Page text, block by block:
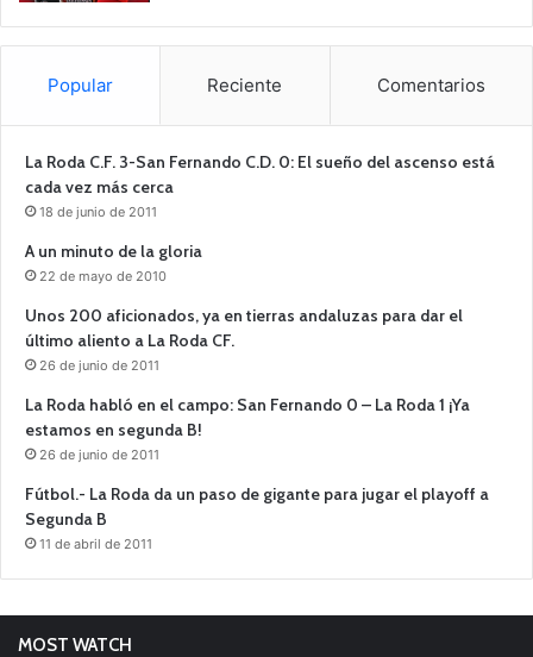
Popular Reciente Comentarios
La Roda C.F. 3-San Fernando C.D. 0: El sueño del ascenso está
cada vez más cerca
18 de junio de 2011
A un minuto de la gloria
22 de mayo de 2010
Unos 200 aficionados, ya en tierras andaluzas para dar el
último aliento a La Roda CF.
26 de junio de 2011
La Roda habló en el campo: San Fernando 0 – La Roda 1 ¡Ya
estamos en segunda B!
26 de junio de 2011
Fútbol.- La Roda da un paso de gigante para jugar el playoff a
Segunda B
11 de abril de 2011
MOST WATCH